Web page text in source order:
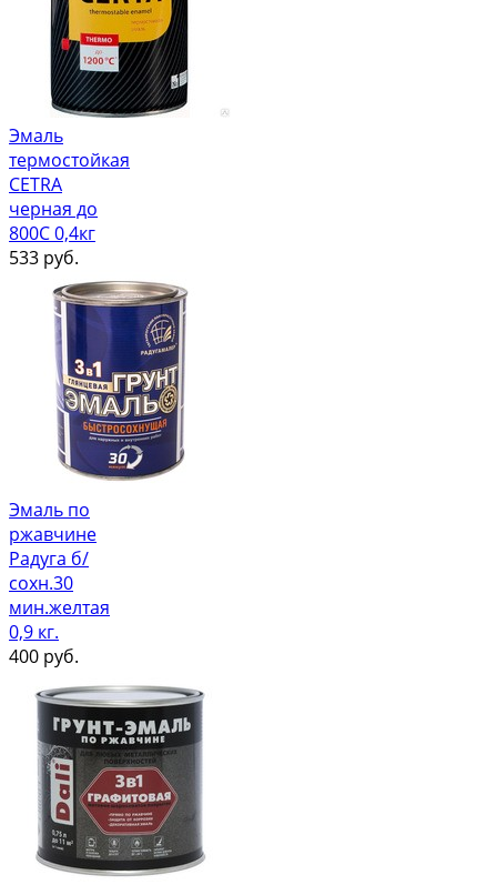
Эмаль
термостойкая
CETRA
черная до
800С 0,4кг
533 руб.
Эмаль по
ржавчине
Радуга б/
сохн.30
мин.желтая
0,9 кг.
400 руб.